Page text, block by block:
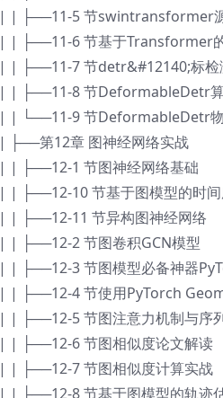
| | ├──11-5 节swintransformer
| | ├──11-6 节基于Transformer
| | ├──11-7 节detr&#12140;标检
| | ├──11-8 节DeformableDetr
| | └──11-9 节DeformableDetr
| ├──第12章 图神经网络实战
| | ├──12-1 节图神经网络基础
| | ├──12-10 节基于图模型的时间
| | ├──12-11 节异构图神经网络
| | ├──12-2 节图卷积GCN模型
| | ├──12-3 节图模型必备神器
| | ├──12-4 节使用PyTorch
| | ├──12-5 节图注意力机制与序
| | ├──12-6 节图相似度论文解读
| | ├──12-7 节图相似度计算实战
| | ├──12-8 节基于图模型的轨迹